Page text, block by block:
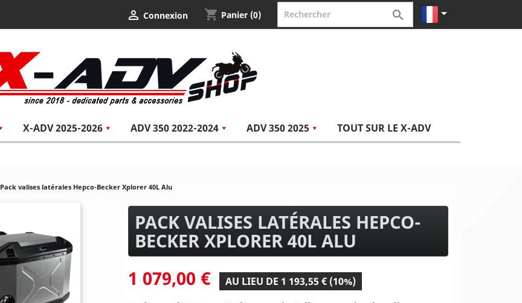
 Connexion shopping_cart Panier (0)  
X-ADV 2025-2026 ADV 350 2022-2024 ADV 350 2025 TOUT SUR LE X-ADV
Pack valises latérales Hepco-Becker Xplorer 40L Alu
PACK VALISES LATÉRALES HEPCO-
BECKER XPLORER 40L ALU
1 079,00 €
AU LIEU DE 1 193,55 € (10%)